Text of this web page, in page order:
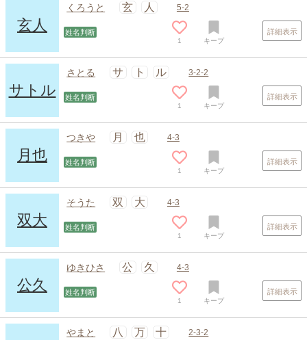
玄人
くろうと 玄 人 5-2
姓名判断
1 キープ
詳細表示
サトル
さとる サ ト ル 3-2-2
姓名判断
1 キープ
詳細表示
月也
つきや 月 也 4-3
姓名判断
1 キープ
詳細表示
双大
そうた 双 大 4-3
姓名判断
1 キープ
詳細表示
公久
ゆきひさ 公 久 4-3
姓名判断
1 キープ
詳細表示
やまと 八 万 十 2-3-2